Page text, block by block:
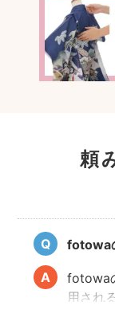
頼
fotowa
fotowa
用され
も「安